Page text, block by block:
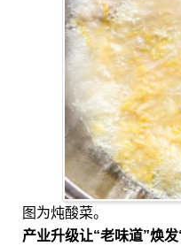
图为炖酸菜。
产业升级让“老味道”焕发